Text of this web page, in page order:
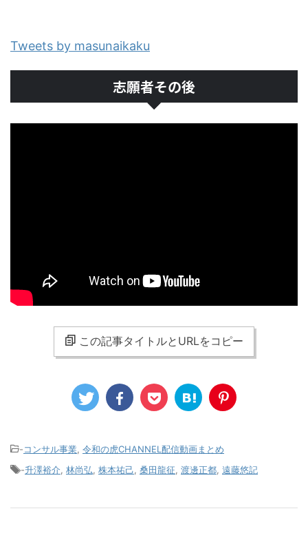
Tweets by masunaikaku
志願者その後
この記事タイトルとURLをコピー
-コンサル事業 令和の虎CHANNEL配信動画まとめ
-升澤裕介 林尚弘 株本祐己 桑田龍征 渡邊正都 遠藤悠記